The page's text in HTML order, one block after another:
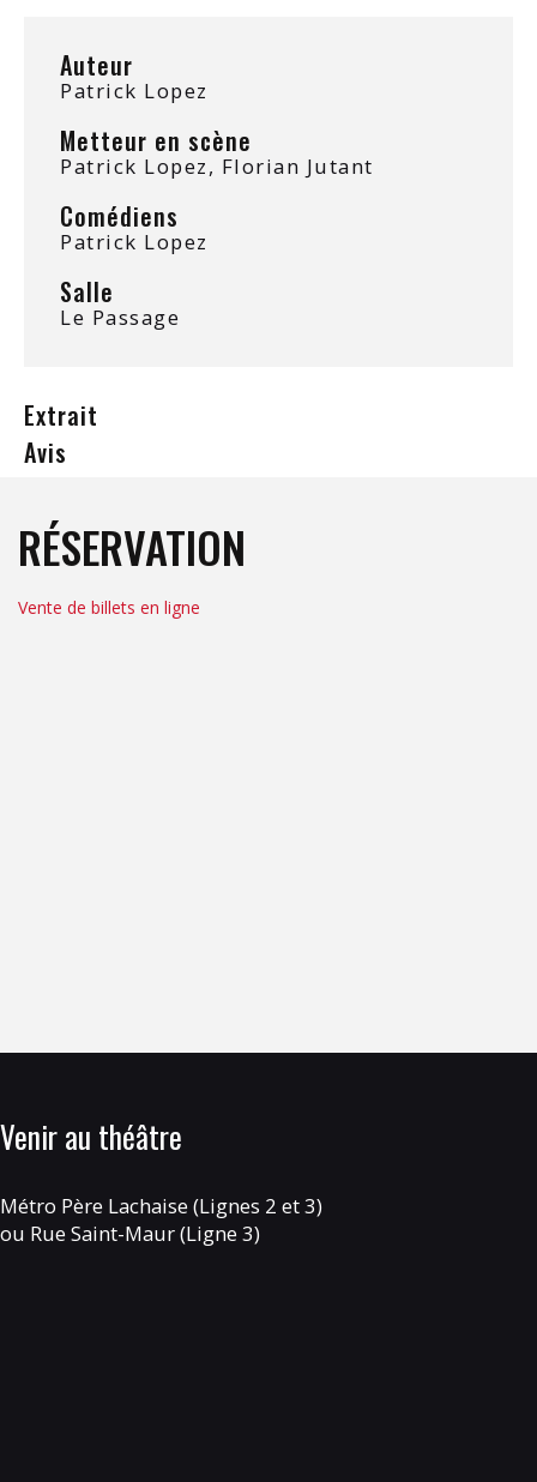
Auteur
Patrick Lopez
Metteur en scène
Patrick Lopez, Florian Jutant
Comédiens
Patrick Lopez
Salle
Le Passage
Extrait
Avis
RÉSERVATION
Vente de billets en ligne
Venir au théâtre
Métro Père Lachaise (Lignes 2 et 3)
ou Rue Saint-Maur (Ligne 3)